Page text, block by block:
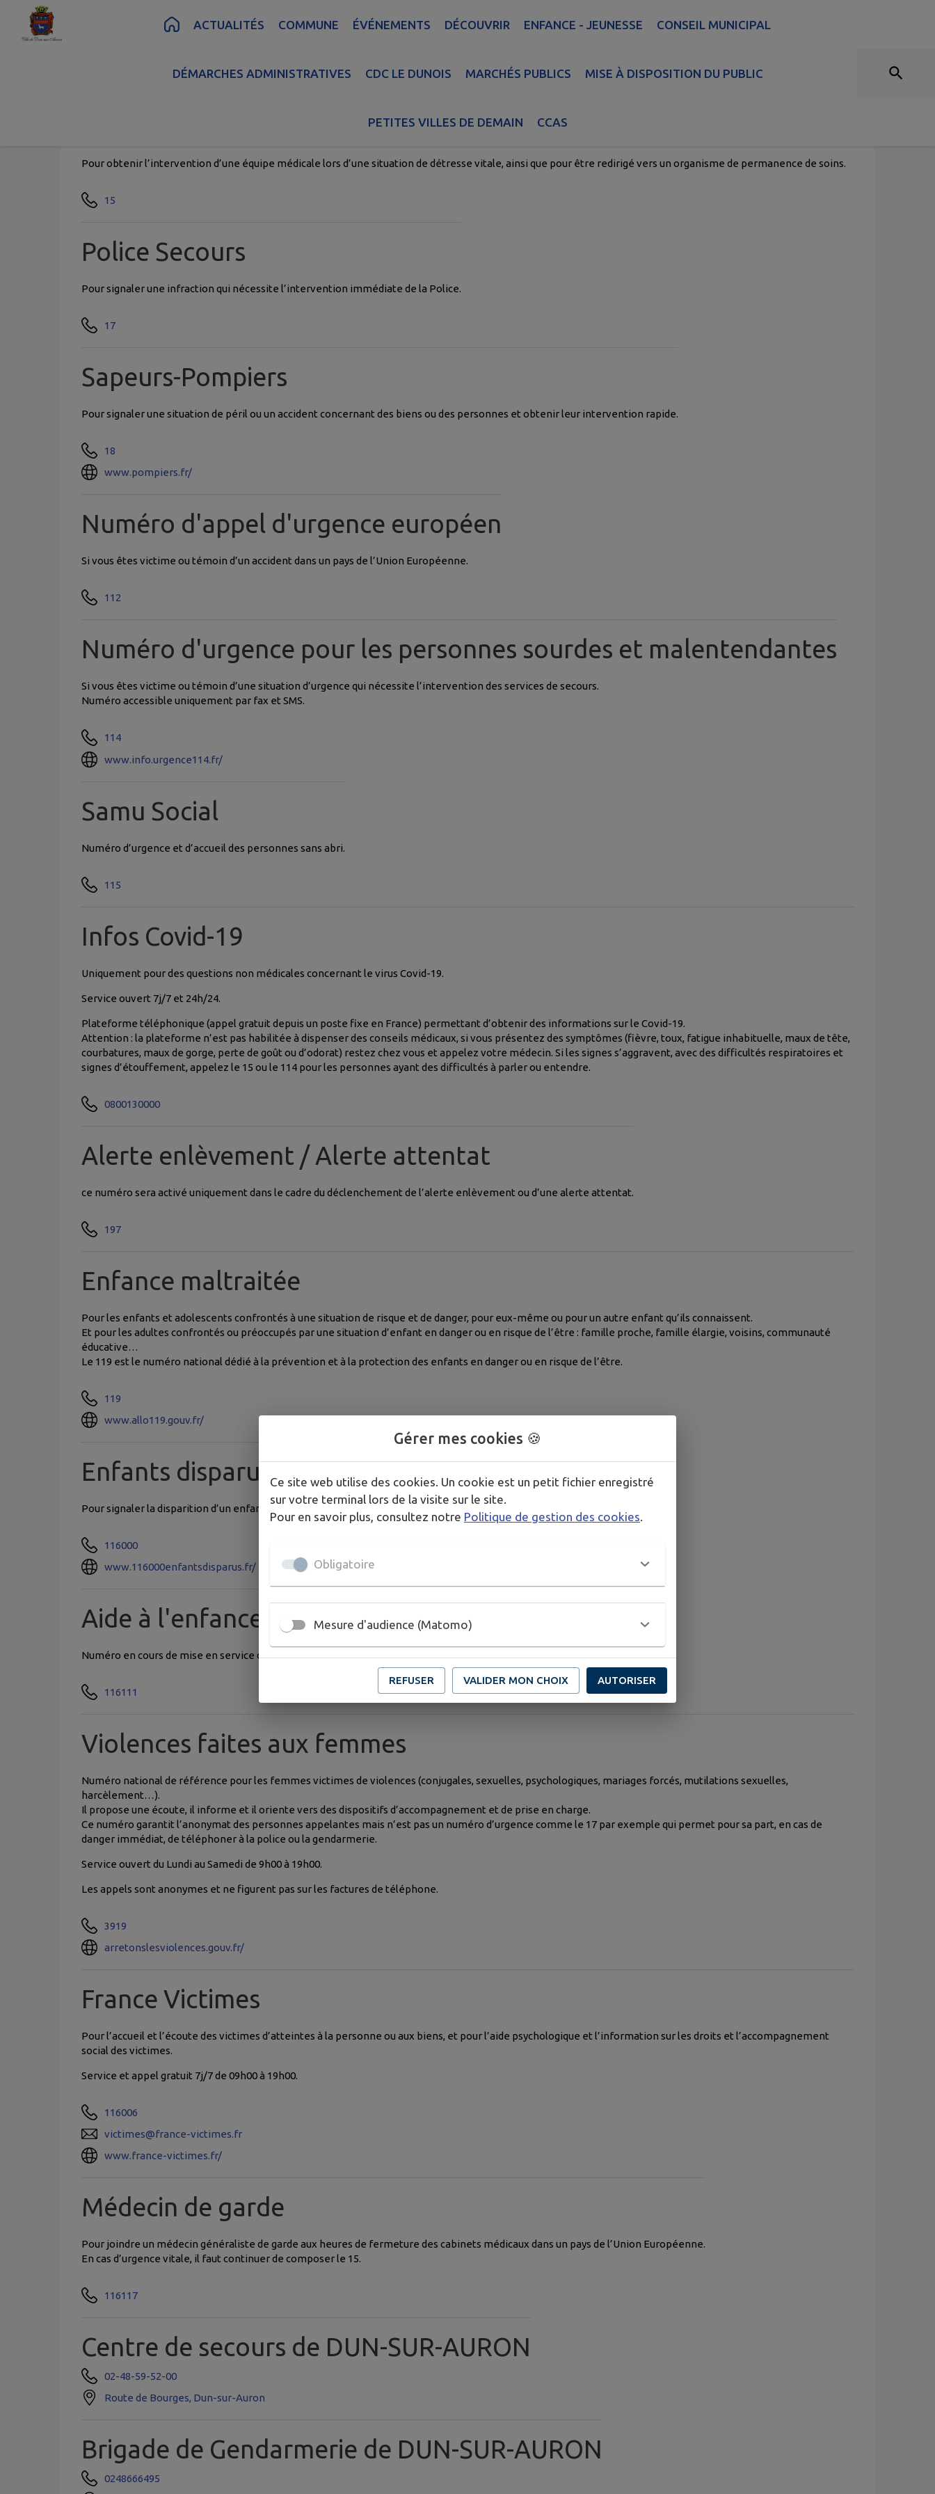
Contenu Recherche Pied de page
ACTUALITÉS COMMUNE ÉVÉNEMENTS DÉCOUVRIR ENFANCE - JEUNESSE CONSEIL MUNICIPAL
DÉMARCHES ADMINISTRATIVES CDC LE DUNOIS MARCHÉS PUBLICS MISE À DISPOSITION DU PUBLIC
PETITES VILLES DE DEMAIN CCAS
COMMUNE >ANNUAIRE> NUMÉROS D'URGENCE
NUMÉROS D'URGENCE
Samu (Service d'Aide Médical Urgent)
Pour obtenir l’intervention d’une équipe médicale lors d’une situation de détresse vitale, ainsi que pour être redirigé vers un organisme de permanence de soins.
15
Police Secours
Pour signaler une infraction qui nécessite l’intervention immédiate de la Police.
17
Sapeurs-Pompiers
Pour signaler une situation de péril ou un accident concernant des biens ou des personnes et obtenir leur intervention rapide.
18
www.pompiers.fr/
Numéro d'appel d'urgence européen
Si vous êtes victime ou témoin d’un accident dans un pays de l’Union Européenne.
112
Numéro d'urgence pour les personnes sourdes et malentendantes
Si vous êtes victime ou témoin d’une situation d’urgence qui nécessite l’intervention des services de secours.
Numéro accessible uniquement par fax et SMS.
114
www.info.urgence114.fr/
Samu Social
Numéro d’urgence et d’accueil des personnes sans abri.
115
Infos Covid-19
Uniquement pour des questions non médicales concernant le virus Covid-19.
Service ouvert 7j/7 et 24h/24.
Plateforme téléphonique (appel gratuit depuis un poste fixe en France) permettant d’obtenir des informations sur le Covid-19.
Attention : la plateforme n’est pas habilitée à dispenser des conseils médicaux, si vous présentez des symptômes (fièvre, toux, fatigue inhabituelle, maux de tête,
courbatures, maux de gorge, perte de goût ou d’odorat) restez chez vous et appelez votre médecin. Si les signes s’aggravent, avec des difficultés respiratoires et
signes d’étouffement, appelez le 15 ou le 114 pour les personnes ayant des difficultés à parler ou entendre.
0800130000
Alerte enlèvement / Alerte attentat
ce numéro sera activé uniquement dans le cadre du déclenchement de l’alerte enlèvement ou d’une alerte attentat.
197
Enfance maltraitée
Pour les enfants et adolescents confrontés à une situation de risque et de danger, pour eux-même ou pour un autre enfant qu’ils connaissent.
Et pour les adultes confrontés ou préoccupés par une situation d’enfant en danger ou en risque de l’être : famille proche, famille élargie, voisins, communauté
éducative…
Le 119 est le numéro national dédié à la prévention et à la protection des enfants en danger ou en risque de l’être.
119
www.allo119.gouv.fr/
Enfants disparus
Pour signaler la disparition d’un enfant dans un pays de l’Union Européenne.
116000
www.116000enfantsdisparus.fr/
Aide à l'enfance
Numéro en cours de mise en service destiné à remplacer à terme le 119 dans un pays de l’Union Européenne.
116111
Violences faites aux femmes
Numéro national de référence pour les femmes victimes de violences (conjugales, sexuelles, psychologiques, mariages forcés, mutilations sexuelles,
harcèlement…).
Il propose une écoute, il informe et il oriente vers des dispositifs d’accompagnement et de prise en charge.
Ce numéro garantit l’anonymat des personnes appelantes mais n’est pas un numéro d’urgence comme le 17 par exemple qui permet pour sa part, en cas de
danger immédiat, de téléphoner à la police ou la gendarmerie.
Service ouvert du Lundi au Samedi de 9h00 à 19h00.
Les appels sont anonymes et ne figurent pas sur les factures de téléphone.
3919
arretonslesviolences.gouv.fr/
France Victimes
Pour l’accueil et l’écoute des victimes d’atteintes à la personne ou aux biens, et pour l’aide psychologique et l’information sur les droits et l’accompagnement
social des victimes.
Service et appel gratuit 7j/7 de 09h00 à 19h00.
116006
victimes@france-victimes.fr
www.france-victimes.fr/
Médecin de garde
Pour joindre un médecin généraliste de garde aux heures de fermeture des cabinets médicaux dans un pays de l’Union Européenne.
En cas d’urgence vitale, il faut continuer de composer le 15.
116117
Centre de secours de DUN-SUR-AURON
02-48-59-52-00
Route de Bourges, Dun-sur-Auron
Brigade de Gendarmerie de DUN-SUR-AURON
0248666495
Gérer mes cookies 🍪
Ce site web utilise des cookies. Un cookie est un petit fichier enregistré
sur votre terminal lors de la visite sur le site.
Pour en savoir plus, consultez notre Politique de gestion des cookies
Obligatoire
Mesure d'audience (Matomo)
REFUSER VALIDER MON CHOIX AUTORISER